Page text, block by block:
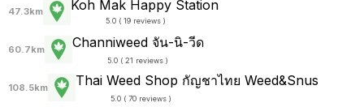
47.3km Koh Mak Happy Station
5.0 ( 19 reviews )
60.7km Channiweed จัน-นิ-วีด
5.0 ( 21 reviews )
108.5km Thai Weed Shop กัญชาไทย Weed&Snus
5.0 ( 70 reviews )